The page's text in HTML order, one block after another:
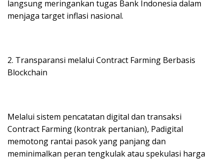
langsung meringankan tugas Bank Indonesia dalam
menjaga target inflasi nasional.
2. Transparansi melalui Contract Farming Berbasis
Blockchain
Melalui sistem pencatatan digital dan transaksi
Contract Farming (kontrak pertanian), Padigital
memotong rantai pasok yang panjang dan
meminimalkan peran tengkulak atau spekulasi harga